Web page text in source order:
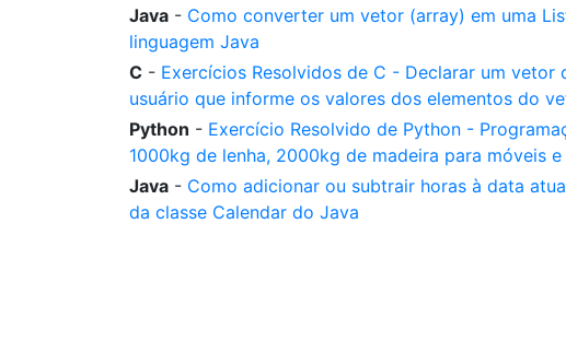
Java - Como converter um vetor (array) em uma
linguagem Java
C - Exercícios Resolvidos de C - Declarar um
usuário que informe os valores dos elementos do
Python - Exercício Resolvido de Python -
1000kg de lenha, 2000kg de madeira para móveis
Java - Como adicionar ou subtrair horas à data
da classe Calendar do Java